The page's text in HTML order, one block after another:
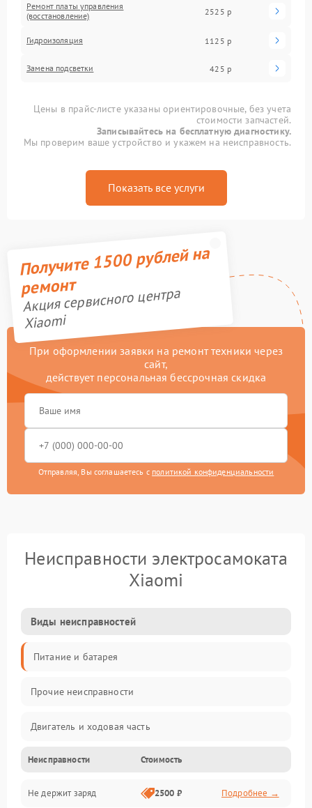
Ремонт платы управления
(восстановление)
2525 р
Гидроизоляция 1125 р
Замена подсветки 425 р
Цены в прайс-листе указаны ориентировочные, без учета
стоимости запчастей.
Записывайтесь на бесплатную диагностику.
Мы проверим ваше устройство и укажем на неисправность.
Показать все услуги
Получите 1500 рублей на
ремонт
Акция сервисного центра
Xiaomi
При оформлении заявки на ремонт техники через
сайт,
действует персональная бессрочная скидка
Отправляя, Вы соглашаетесь с политикой конфиденциальности
Неисправности электросамоката
Xiaomi
Виды неисправностей
Питание и батарея
Прочие неисправности
Двигатель и ходовая часть
Тормоза и безопасность
Подвеска и колеса
Неисправности Стоимость
Не держит заряд 2500 ₽ Подробнее →